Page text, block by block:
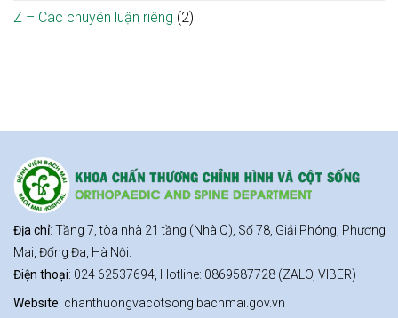
Z – Các chuyên luận riêng (2)
Địa chỉ: Tầng 7, tòa nhà 21 tầng (Nhà Q), Số 78, Giải Phóng, Phương
Mai, Đống Đa, Hà Nội.
Điện thoại: 024 62537694, Hotline: 0869587728 (ZALO, VIBER)
Website: chanthuongvacotsong.bachmai.gov.vn